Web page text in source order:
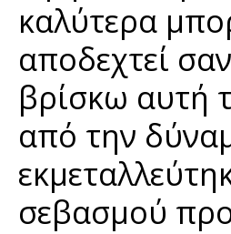
καλύτερα
αποδεχτεί
βρίσκω αυτή
από την
σεβασμού